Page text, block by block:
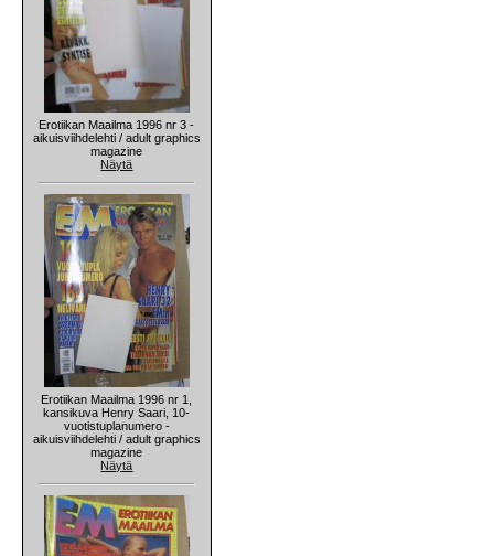
Erotiikan Maailma 1996 nr 3 -
aikuisviihdelehti / adult graphics
magazine
Näytä
Erotiikan Maailma 1996 nr 1,
kansikuva Henry Saari, 10-
vuotistuplanumero -
aikuisviihdelehti / adult graphics
magazine
Näytä